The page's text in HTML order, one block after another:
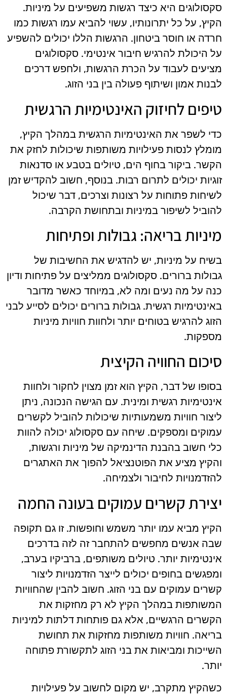
סקסולוגים היא כיצד רגשות משפיעים על מיניות.
הקיץ, על כל יתרונותיו, עשוי להביא עמו רגשות כמו
חרדה או חוסר ביטחון. הרגשות הללו יכולים להשפיע
על היכולת להרגיש חיבור אינטימי. סקסולוגים
מציעים לעבוד על הכרת הרגשות, ולחפש דרכים
לבנות אמון ושיתוף פעולה בין בני הזוג.
טיפים לחיזוק האינטימיות הרגשית
כדי לשפר את האינטימיות הרגשית במהלך הקיץ,
מומלץ לנסות פעילויות משותפות שיכולות לחזק את
הקשר. ביקור בחוף הים, טיולים בטבע או סדנאות
זוגיות יכולים לתרום רבות. בנוסף, חשוב להקדיש זמן
לשיחות פתוחות על רצונות וצרכים, דבר שיכול
להוביל לשיפור במיניות ובתחושת הקרבה.
מיניות בריאה: גבולות ופתיחות
בשיח על מיניות, יש להדגיש את החשיבות של
גבולות ברורים. סקסולוגים ממליצים על פתיחות ודיון
כנה על מה נעים ומה לא, במיוחד כאשר מדובר
באינטימיות רגשית. גבולות ברורים יכולים לסייע לבני
הזוג להרגיש בטוחים יותר ולחוות חוויות מיניות
מספקות.
סיכום החוויה הקיצית
בסופו של דבר, הקיץ הוא זמן מצוין לחקור ולחוות
אינטימיות רגשית ומינית. עם הגישה הנכונה, ניתן
ליצור חוויות משמעותיות שיכולות להוביל לקשרים
עמוקים ומספקים. שיחה עם סקסולוג יכולה להוות
כלי חשוב בהבנת הדינמיקה של מיניות ורגשות,
והקיץ מציע את הפוטנציאל להפוך את האתגרים
להזדמנויות לחיבור ולצמיחה.
יצירת קשרים עמוקים בעונה החמה
הקיץ מביא עמו יותר משמש וחופשות. זו גם תקופה
שבה אנשים מחפשים להתחבר זה לזה בדרכים
אינטימיות יותר. טיולים משותפים, ברביקיו בערב,
ומפגשים בחופים יכולים לייצר הזדמנויות ליצור
קשרים עמוקים עם בני הזוג. חשוב להבין שהחוויות
המשותפות במהלך הקיץ לא רק מחזקות את
הקשרים הרגשיים, אלא גם פותחות דלתות למיניות
בריאה. חוויות משותפות מחזקות את תחושת
השייכות ומביאות את בני הזוג לתקשורת פתוחה
יותר.
כשהקיץ מתקרב, יש מקום לחשוב על פעילויות